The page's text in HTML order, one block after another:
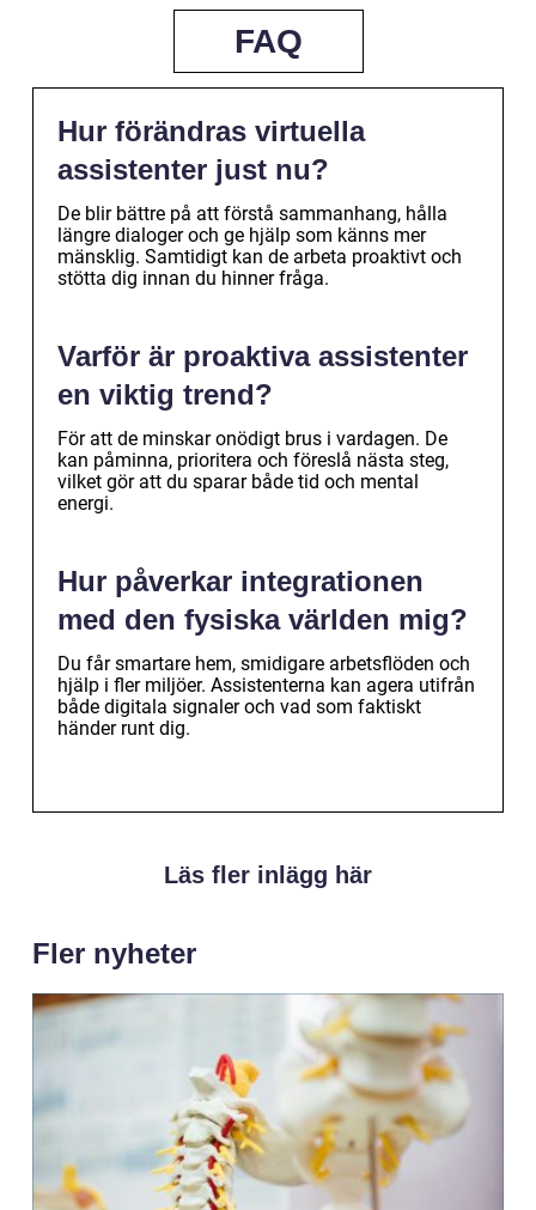
FAQ
Hur förändras virtuella
assistenter just nu?
De blir bättre på att förstå sammanhang, hålla
längre dialoger och ge hjälp som känns mer
mänsklig. Samtidigt kan de arbeta proaktivt och
stötta dig innan du hinner fråga.
Varför är proaktiva assistenter
en viktig trend?
För att de minskar onödigt brus i vardagen. De
kan påminna, prioritera och föreslå nästa steg,
vilket gör att du sparar både tid och mental
energi.
Hur påverkar integrationen
med den fysiska världen mig?
Du får smartare hem, smidigare arbetsflöden och
hjälp i fler miljöer. Assistenterna kan agera utifrån
både digitala signaler och vad som faktiskt
händer runt dig.
Läs fler inlägg här
Fler nyheter